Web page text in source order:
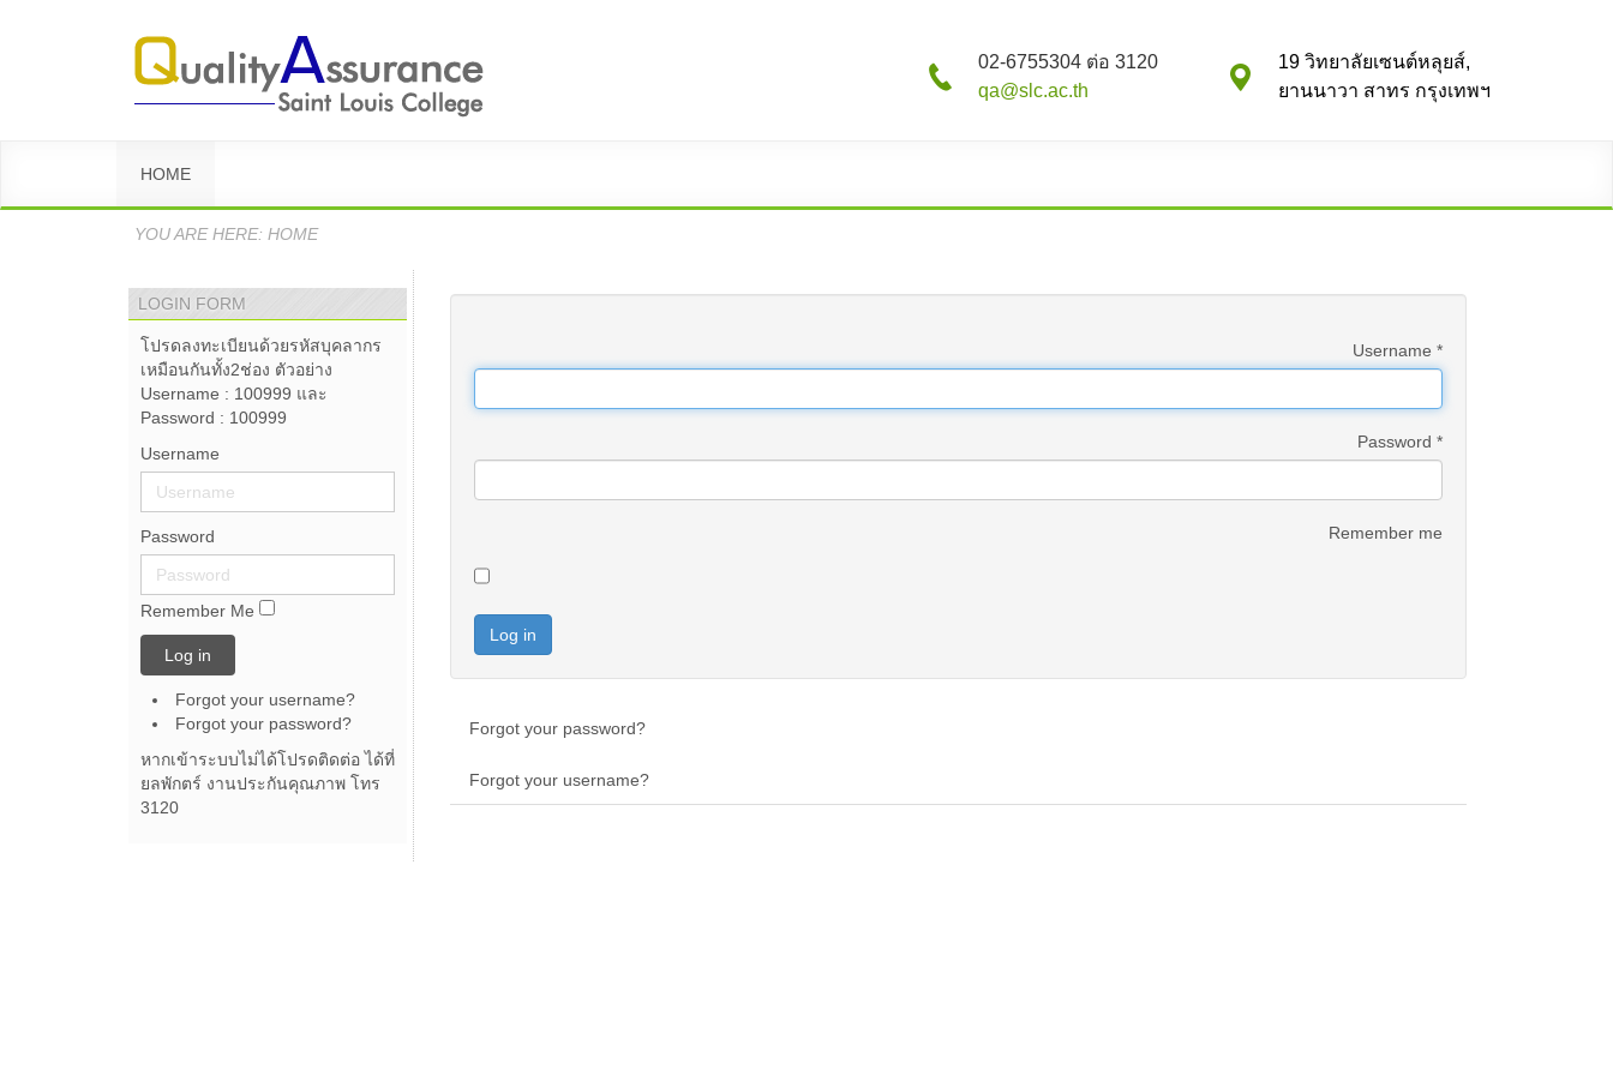
19 วิทยาลัยเซนต์หลุยส์,
ยานนาวา สาทร กรุงเทพฯ
02-6755304 ต่อ 3120
qa@slc.ac.th
HOME
YOU ARE HERE: HOME
LOGIN FORM
โปรดลงทะเบียนด้วยรหัสบุคลากร
เหมือนกันทั้ง2ช่อง ตัวอย่าง
Username : 100999 และ
Password : 100999
Username
Password
Remember Me
Log in
Forgot your username?
Forgot your password?
หากเข้าระบบไม่ได้โปรดติดต่อ ได้ที่
ยลพักตร์ งานประกันคุณภาพ โทร
3120
Username *
Password *
Remember me
Log in
Forgot your password?
Forgot your username?